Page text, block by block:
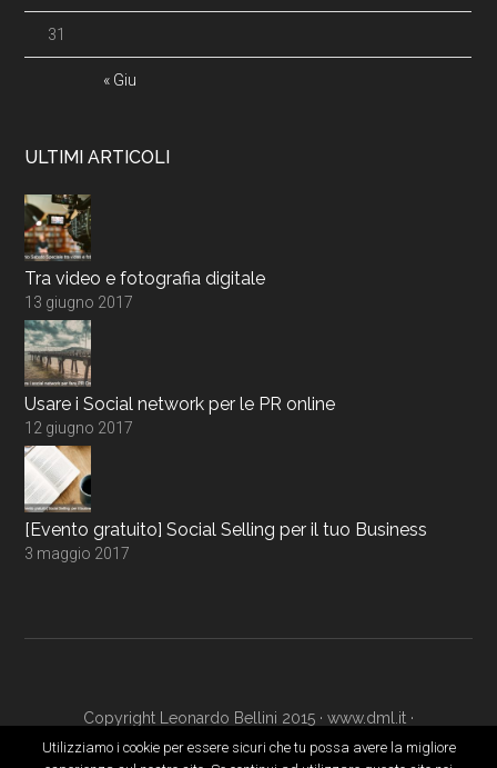
« Giu
31
ULTIMI ARTICOLI
Tra video e fotografia digitale
13 giugno 2017
Usare i Social network per le PR online
12 giugno 2017
[Evento gratuito] Social Selling per il tuo Business
3 maggio 2017
Copyright Leonardo Bellini 2015 · www.dml.it ·
www.digitalmarketingacademy.it· Login
Utilizziamo i cookie per essere sicuri che tu possa avere la migliore